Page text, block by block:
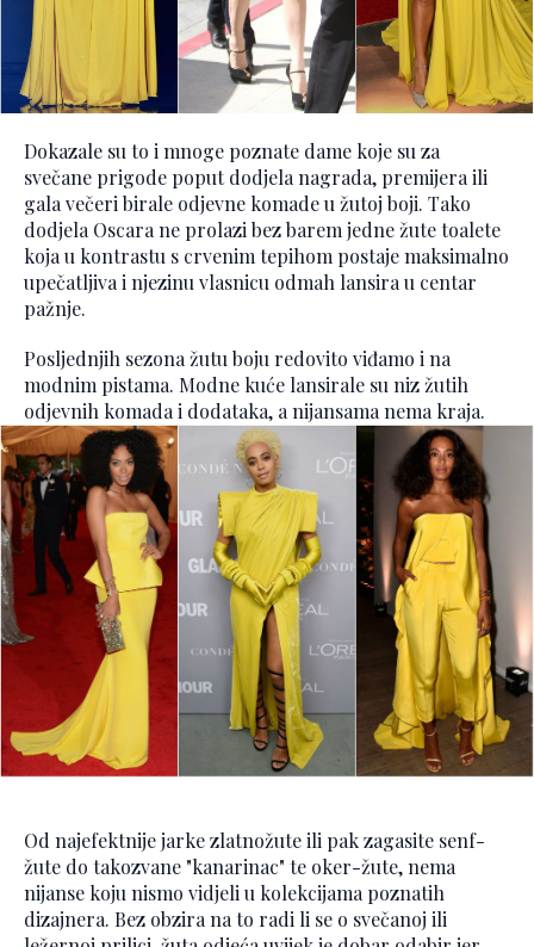
Dokazale su to i mnoge poznate dame koje su za
svečane prigode poput dodjela nagrada, premijera ili
gala večeri birale odjevne komade u žutoj boji. Tako
dodjela Oscara ne prolazi bez barem jedne žute toalete
koja u kontrastu s crvenim tepihom postaje maksimalno
upečatljiva i njezinu vlasnicu odmah lansira u centar
pažnje.
Posljednjih sezona žutu boju redovito viđamo i na
modnim pistama. Modne kuće lansirale su niz žutih
odjevnih komada i dodataka, a nijansama nema kraja.
Od najefektnije jarke zlatnožute ili pak zagasite senf-
žute do takozvane "kanarinac" te oker-žute, nema
nijanse koju nismo vidjeli u kolekcijama poznatih
dizajnera. Bez obzira na to radi li se o svečanoj ili